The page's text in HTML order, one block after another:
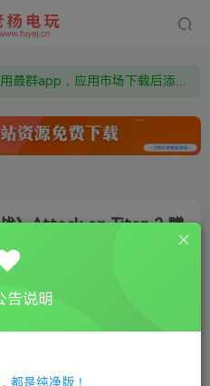
需要什么游戏请联系客服，若链接失效请联系客服，百度网盘边上的激活码也是解压密码
由于微信被封，沟通工具使用最群app，应用市场下载后添加好友：Y9FA49 以后用最群交流解决问题。不再使用微信！
》Attack on Titan 2 赠
DX修复下载
告说明
都是纯净版！